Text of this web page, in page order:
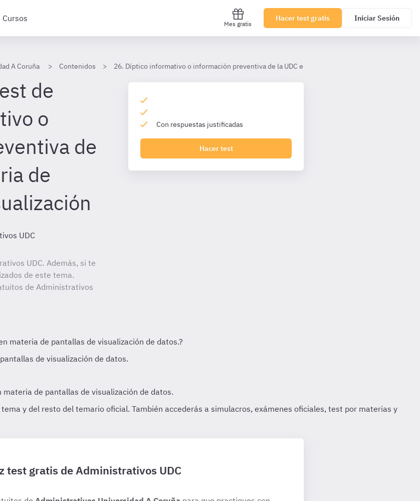
Cursos
Mes gratis
Hacer test gratis Iniciar Sesión
A Coruña Contenidos 26. Díptico informativo o información preventiva de la UDC en materia de pantallas de
de
o
de
de
UDC
UDC. Además, si te
de este tema.
de Administrativos
Con respuestas justificadas
Hacer test
test gratis de Administrativos UDC